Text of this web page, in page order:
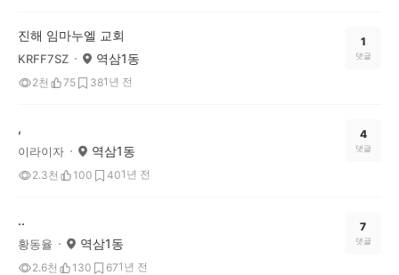
진해 임마누엘 교회
KRFF7SZ 역삼1동
2천 75 381년 전
1
댓글
,
이라이자 역삼1동
2.3천 100 401년 전
4
댓글
..
황동율 역삼1동
2.6천 130 671년 전
7
댓글